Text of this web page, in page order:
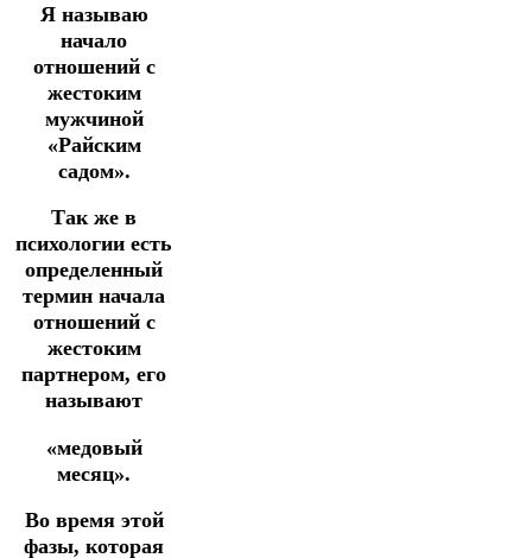
Я называю
начало
отношений с
жестоким
мужчиной
«Райским
садом».
Так же в
психологии есть
определенный
термин начала
отношений с
жестоким
партнером, его
называют
«медовый
месяц».
Во время этой
фазы, которая